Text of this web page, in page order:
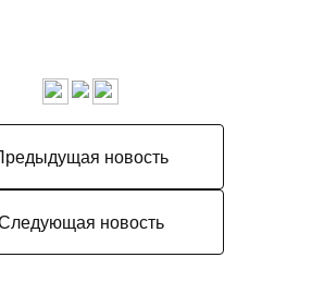
новость
новость